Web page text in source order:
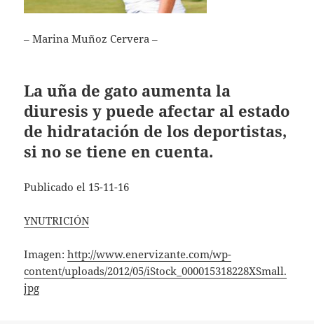
– Marina Muñoz Cervera –
La uña de gato aumenta la
diuresis y puede afectar al estado
de hidratación de los deportistas,
si no se tiene en cuenta.
Publicado el 15-11-16
YNUTRICIÓN
Imagen:http://www.enervizante.com/wp-
content/uploads/2012/05/iStock_000015318228XSmall.
jpg